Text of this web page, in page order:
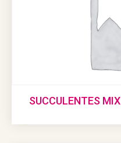
SUCCULENTES MIX